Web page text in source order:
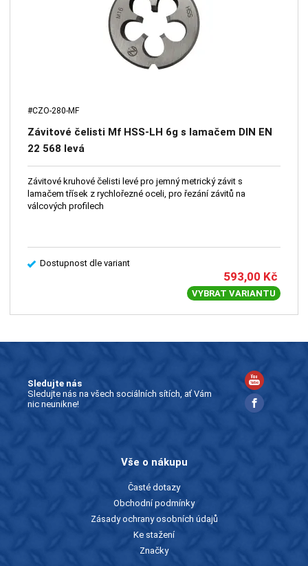
#CZO-280-MF
Závitové čelisti Mf HSS-LH 6g s lamačem DIN EN
22 568 levá
Závitové kruhové čelisti levé pro jemný metrický závit s
lamačem třísek z rychlořezné oceli, pro řezání závitů na
válcových profilech
Dostupnost dle variant
593,00 Kč
VYBRAT VARIANTU
Sledujte nás
Sledujte nás na všech sociálních sítích, ať Vám
nic neunikne!
Vše o nákupu
Časté dotazy
Obchodní podmínky
Zásady ochrany osobních údajů
Ke stažení
Značky